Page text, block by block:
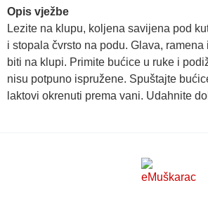
Opis vježbe
Lezite na klupu, koljena savijena pod
i stopala čvrsto na podu. Glava, ramena
biti na klupi. Primite bućice u ruke i
nisu potpuno ispružene. Spuštajte
laktovi okrenuti prema vani. Udahnite